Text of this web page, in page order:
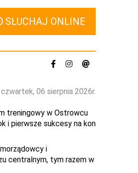
SŁUCHAJ ONLINE
czwartek, 06 sierpnia 2026r.
treningowy w Ostrowcu
i pierwsze sukcesy na kon
i
centralnym, tym razem w